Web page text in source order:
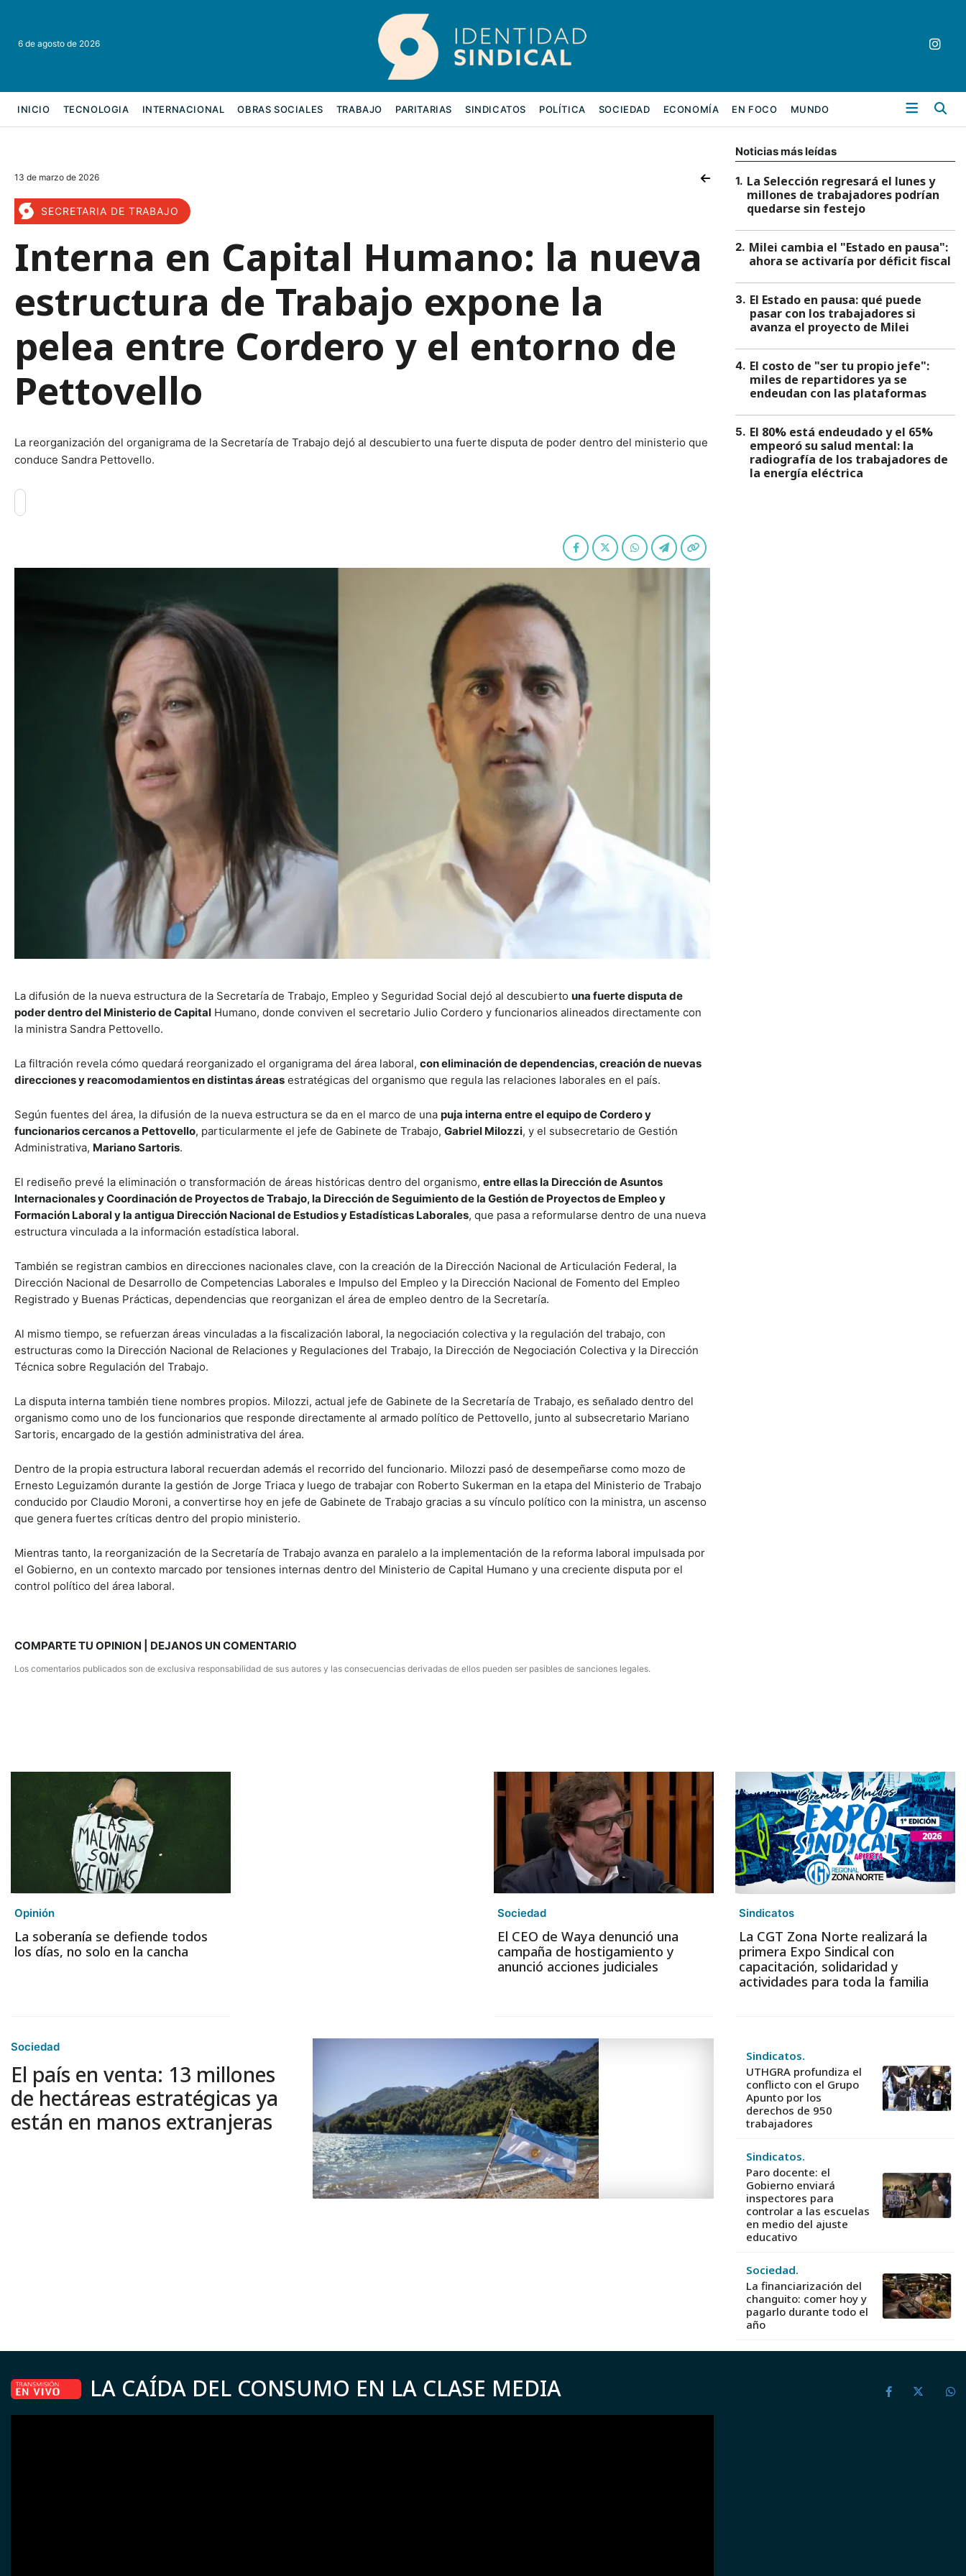
6 de agosto de 2026
INICIO TECNOLOGIA INTERNACIONAL OBRAS SOCIALES TRABAJO PARITARIAS SINDICATOS POLÍTICA SOCIEDAD ECONOMÍA EN FOCO MUNDO
13 de marzo de 2026
SECRETARIA DE TRABAJO
Interna en Capital Humano: la nueva
estructura de Trabajo expone la
pelea entre Cordero y el entorno de
Pettovello
La reorganización del organigrama de la Secretaría de Trabajo dejó al descubierto una fuerte disputa de poder dentro del ministerio que
conduce Sandra Pettovello.
La difusión de la nueva estructura de la Secretaría de Trabajo, Empleo y Seguridad Social dejó al descubierto una fuerte disputa de
poder dentro del Ministerio de Capital Humano, donde conviven el secretario Julio Cordero y funcionarios alineados directamente con
la ministra Sandra Pettovello.
La filtración revela cómo quedará reorganizado el organigrama del área laboral, con eliminación de dependencias, creación de nuevas
direcciones y reacomodamientos en distintas áreas estratégicas del organismo que regula las relaciones laborales en el país.
Según fuentes del área, la difusión de la nueva estructura se da en el marco de una puja interna entre el equipo de Cordero y
funcionarios cercanos a Pettovello, particularmente el jefe de Gabinete de Trabajo, Gabriel Milozzi, y el subsecretario de Gestión
Administrativa, Mariano Sartoris.
El rediseño prevé la eliminación o transformación de áreas históricas dentro del organismo, entre ellas la Dirección de Asuntos
Internacionales y Coordinación de Proyectos de Trabajo, la Dirección de Seguimiento de la Gestión de Proyectos de Empleo y
Formación Laboral y la antigua Dirección Nacional de Estudios y Estadísticas Laborales, que pasa a reformularse dentro de una nueva
estructura vinculada a la información estadística laboral.
También se registran cambios en direcciones nacionales clave, con la creación de la Dirección Nacional de Articulación Federal, la
Dirección Nacional de Desarrollo de Competencias Laborales e Impulso del Empleo y la Dirección Nacional de Fomento del Empleo
Registrado y Buenas Prácticas, dependencias que reorganizan el área de empleo dentro de la Secretaría.
Al mismo tiempo, se refuerzan áreas vinculadas a la fiscalización laboral, la negociación colectiva y la regulación del trabajo, con
estructuras como la Dirección Nacional de Relaciones y Regulaciones del Trabajo, la Dirección de Negociación Colectiva y la Dirección
Técnica sobre Regulación del Trabajo.
La disputa interna también tiene nombres propios. Milozzi, actual jefe de Gabinete de la Secretaría de Trabajo, es señalado dentro del
organismo como uno de los funcionarios que responde directamente al armado político de Pettovello, junto al subsecretario Mariano
Sartoris, encargado de la gestión administrativa del área.
Dentro de la propia estructura laboral recuerdan además el recorrido del funcionario. Milozzi pasó de desempeñarse como mozo de
Ernesto Leguizamón durante la gestión de Jorge Triaca y luego de trabajar con Roberto Sukerman en la etapa del Ministerio de Trabajo
conducido por Claudio Moroni, a convertirse hoy en jefe de Gabinete de Trabajo gracias a su vínculo político con la ministra, un ascenso
que genera fuertes críticas dentro del propio ministerio.
Mientras tanto, la reorganización de la Secretaría de Trabajo avanza en paralelo a la implementación de la reforma laboral impulsada por
el Gobierno, en un contexto marcado por tensiones internas dentro del Ministerio de Capital Humano y una creciente disputa por el
control político del área laboral.
COMPARTE TU OPINION | DEJANOS UN COMENTARIO
Los comentarios publicados son de exclusiva responsabilidad de sus autores y las consecuencias derivadas de ellos pueden ser pasibles de sanciones legales.
Noticias más leídas
1. La Selección regresará el lunes y
millones de trabajadores podrían
quedarse sin festejo
2. Milei cambia el "Estado en pausa":
ahora se activaría por déficit fiscal
3. El Estado en pausa: qué puede
pasar con los trabajadores si
avanza el proyecto de Milei
4. El costo de "ser tu propio jefe":
miles de repartidores ya se
endeudan con las plataformas
5. El 80% está endeudado y el 65%
empeoró su salud mental: la
radiografía de los trabajadores de
la energía eléctrica
Opinión
La soberanía se defiende todos
los días, no solo en la cancha
Sociedad
El CEO de Waya denunció una
campaña de hostigamiento y
anunció acciones judiciales
Sindicatos
La CGT Zona Norte realizará la
primera Expo Sindical con
capacitación, solidaridad y
actividades para toda la familia
Sociedad
El país en venta: 13 millones
de hectáreas estratégicas ya
están en manos extranjeras
Sindicatos.
UTHGRA profundiza el
conflicto con el Grupo
Apunto por los
derechos de 950
trabajadores
Sindicatos.
Paro docente: el
Gobierno enviará
inspectores para
controlar a las escuelas
en medio del ajuste
educativo
Sociedad.
La financiarización del
changuito: comer hoy y
pagarlo durante todo el
año
LA CAÍDA DEL CONSUMO EN LA CLASE MEDIA